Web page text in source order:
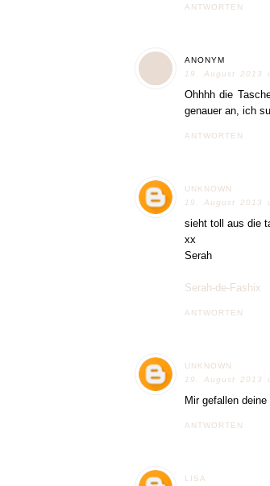
ANTWORTEN
ANONYM
19. August 2013
Ohhhh die
genauer an, ich
ANTWORTEN
UNKNOWN
19. August 2013
sieht toll aus die
xx
Serah
Serah-de-Fashix
ANTWORTEN
UNKNOWN
19. August 2013
Mir gefallen
ANTWORTEN
LISA